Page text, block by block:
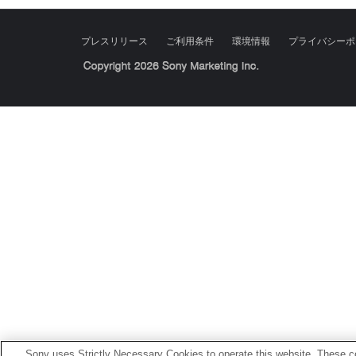
プレスリリース ご利用条件 環境情報 プライバシー
Sony Corporation, Sony Marketing Inc.